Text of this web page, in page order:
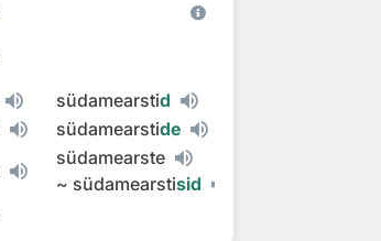
südamearstid
südamearstide
südamearste
~ südamearstisid